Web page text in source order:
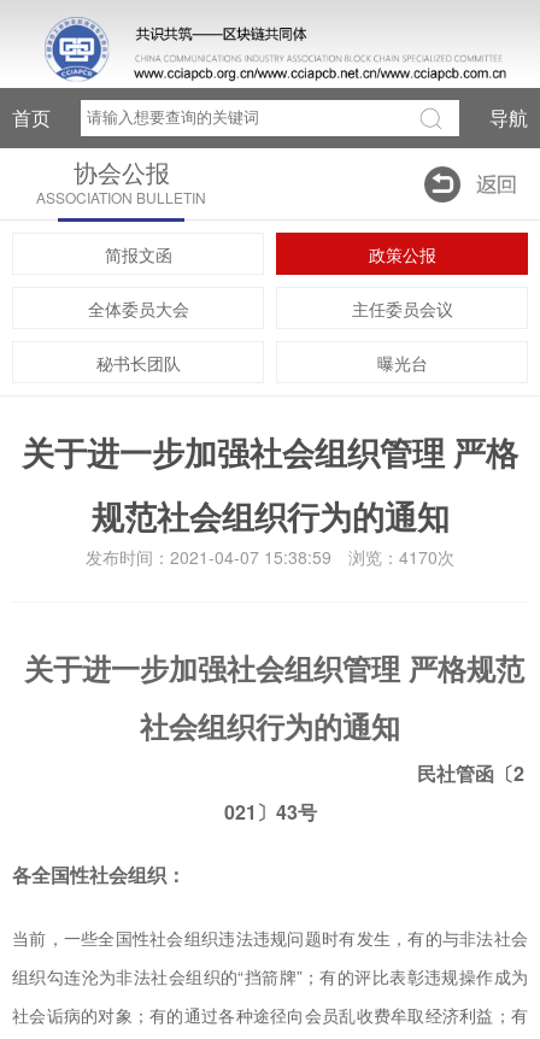
首页 导航
协会公报
ASSOCIATION BULLETIN
简报文函 政策公报
全体委员大会 主任委员会议
秘书长团队 曝光台
关于进一步加强社会组织管理 严格
规范社会组织行为的通知
发布时间：2021-04-07 15:38:59 浏览：4170次
关于进一步加强社会组织管理 严格规范
社会组织行为的通知
民社管函〔2
021〕43号
各全国性社会组织：
当前，一些全国性社会组织违法违规问题时有发生，有的与非法社会
组织勾连沦为非法社会组织的“挡箭牌”；有的评比表彰违规操作成为
社会诟病的对象；有的通过各种途径向会员乱收费牟取经济利益；有